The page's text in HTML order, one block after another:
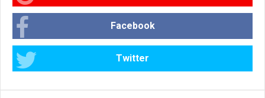
Facebook
Twitter